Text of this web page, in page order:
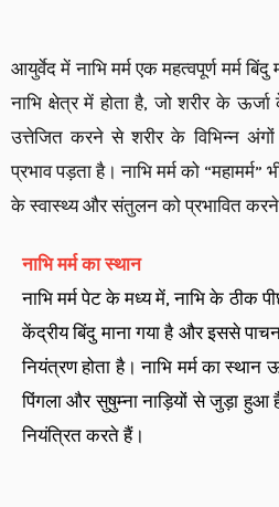
आयुर्वेद में नाभि मर्म एक महत्वपूर्ण मर्म
नाभि क्षेत्र में होता है, जो शरीर के
उत्तेजित करने से शरीर के विभिन्न
प्रभाव पड़ता है। नाभि मर्म को “महामर्म”
के स्वास्थ्य और संतुलन को प्रभावित करने
नाभि मर्म का स्थान
नाभि मर्म पेट के मध्य में, नाभि के ठीक
केंद्रीय बिंदु माना गया है और इससे
नियंत्रण होता है। नाभि मर्म का
पिंगला और सुषुम्ना नाड़ियों से जुड़ा हुआ
नियंत्रित करते हैं।